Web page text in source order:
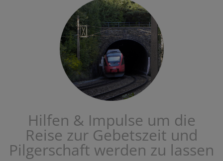
Hilfen & Impulse um die
Reise zur Gebetszeit und
Pilgerschaft werden zu lassen